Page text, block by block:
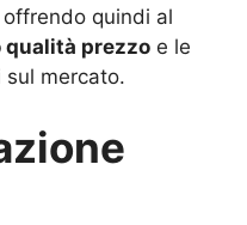
quindi al
prezzo e le
mercato.